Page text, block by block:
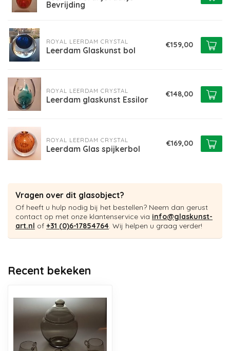
Bevrijding
ROYAL LEERDAM CRYSTAL
Leerdam Glaskunst bol
€159,00
ROYAL LEERDAM CRYSTAL
Leerdam glaskunst Essilor
€148,00
ROYAL LEERDAM CRYSTAL
Leerdam Glas spijkerbol
€169,00
Vragen over dit glasobject?
Of heeft u hulp nodig bij het bestellen? Neem dan gerust
contact op met onze klantenservice via info@glaskunst-
art.nl of +31 (0)6-17854764. Wij helpen u graag verder!
Recent bekeken